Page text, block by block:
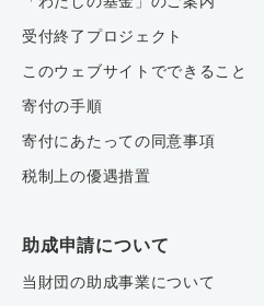
受付終了プロジェクト
このウェブサイトでできること
寄付の手順
寄付にあたっての同意事項
税制上の優遇措置
助成申請について
当財団の助成事業について